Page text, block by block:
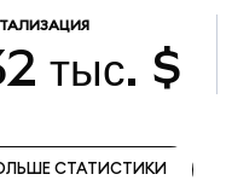
тыс. $
СТАТИСТИКИ